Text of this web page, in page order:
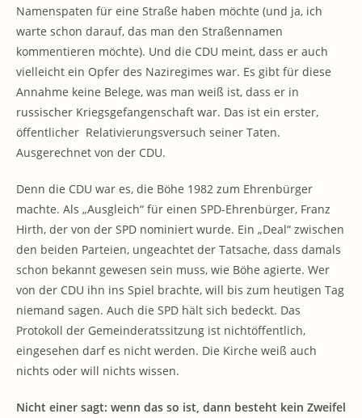
Namenspaten für eine Straße haben möchte (und ja, ich
warte schon darauf, das man den Straßennamen
kommentieren möchte). Und die CDU meint, dass er auch
vielleicht ein Opfer des Naziregimes war. Es gibt für diese
Annahme keine Belege, was man weiß ist, dass er in
russischer Kriegsgefangenschaft war. Das ist ein erster,
öffentlicher Relativierungsversuch seiner Taten.
Ausgerechnet von der CDU.
Denn die CDU war es, die Böhe 1982 zum Ehrenbürger
machte. Als „Ausgleich“ für einen SPD-Ehrenbürger, Franz
Hirth, der von der SPD nominiert wurde. Ein „Deal“ zwischen
den beiden Parteien, ungeachtet der Tatsache, dass damals
schon bekannt gewesen sein muss, wie Böhe agierte. Wer
von der CDU ihn ins Spiel brachte, will bis zum heutigen Tag
niemand sagen. Auch die SPD hält sich bedeckt. Das
Protokoll der Gemeinderatssitzung ist nichtöffentlich,
eingesehen darf es nicht werden. Die Kirche weiß auch
nichts oder will nichts wissen.
Nicht einer sagt: wenn das so ist, dann besteht kein Zweifel